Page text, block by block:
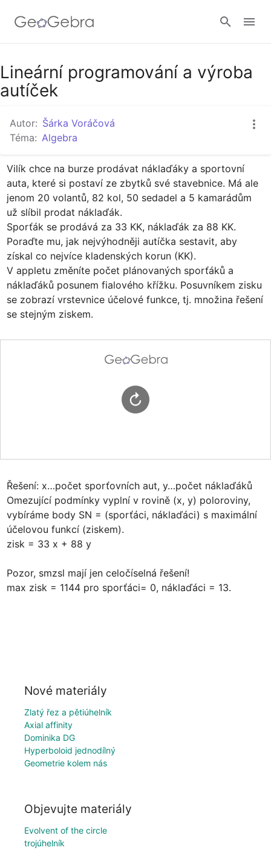
Google Classroom
Lineární programování a výroba
autíček
Autor: Šárka Voráčová
Téma: Algebra
Vilík chce na burze prodávat náklaďáky a sportovní
auta, které si postaví ze zbytků své stavebnice. Má ale
jenom 20 volantů, 82 kol, 50 sedadel a 5 kamarádům
už slíbil prodat náklaďák.
Sporťák se prodává za 33 KK, náklaďák za 88 KK.
Poraďte mu, jak nejvýhodněji autíčka sestavit, aby
získal co nejvíce kladenských korun (KK).
V appletu změníte počet plánovaných sporťáků a
náklaďáků posunem fialového křížku. Posuvníkem zisku
se zobrazí vrstevnice účelové funkce, tj. množina řešení
se stejným ziskem.
Řešení: x…počet sporťovních aut, y…počet náklaďáků
Omezující podmínky vyplní v rovině (x, y) poloroviny,
vybíráme body SN = (sporťáci, náklaďáci) s maximální
účelovou funkcí (ziskem).
zisk = 33 x + 88 y
Pozor, smzsl mají jen celočíselná řešení!
max zisk = 1144 pro sporťáci= 0, náklaďáci = 13.
Nové materiály
Zlatý řez a pětiúhelník
Axial affinity
Dominika DG
Hyperboloid jednodílný
Geometrie kolem nás
Objevujte materiály
Evolvent of the circle
trojúhelník